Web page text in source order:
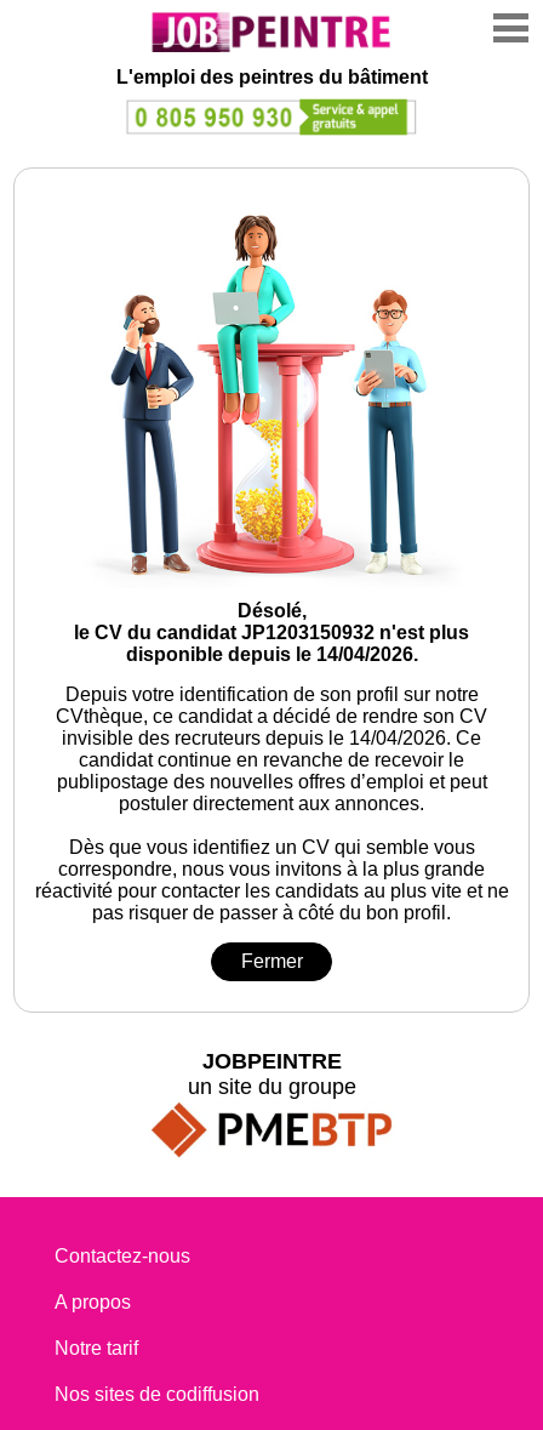
L'emploi des peintres du bâtiment
Désolé,
le CV du candidat JP1203150932 n'est plus
disponible depuis le 14/04/2026.
Depuis votre identification de son profil sur notre
CVthèque, ce candidat a décidé de rendre son CV
invisible des recruteurs depuis le 14/04/2026. Ce
candidat continue en revanche de recevoir le
publipostage des nouvelles offres d’emploi et peut
postuler directement aux annonces.
Dès que vous identifiez un CV qui semble vous
correspondre, nous vous invitons à la plus grande
réactivité pour contacter les candidats au plus vite et ne
pas risquer de passer à côté du bon profil.
Fermer
JOBPEINTRE
un site du groupe
Contactez-nous
A propos
Notre tarif
Nos sites de codiffusion